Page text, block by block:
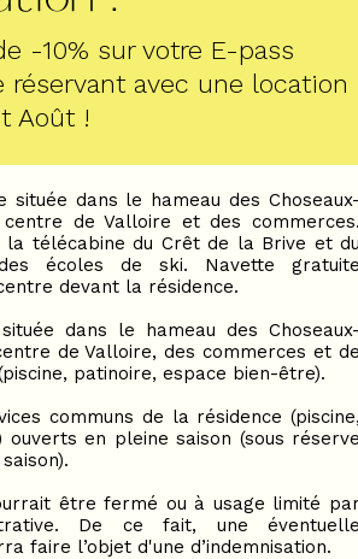
-10% sur votre E-pass
réservant avec une location
Août !
située dans le hameau des
de Valloire et des
la télécabine du Crêt de la Brive et
écoles de ski. Navette
devant la résidence.
dans le hameau des
de Valloire, des commerces et
patinoire, espace bien-être).
communs de la résidence
ouverts en pleine saison (sous
être fermé ou à usage limité
De ce fait, une
faire l’objet d'une d’indemnisation.